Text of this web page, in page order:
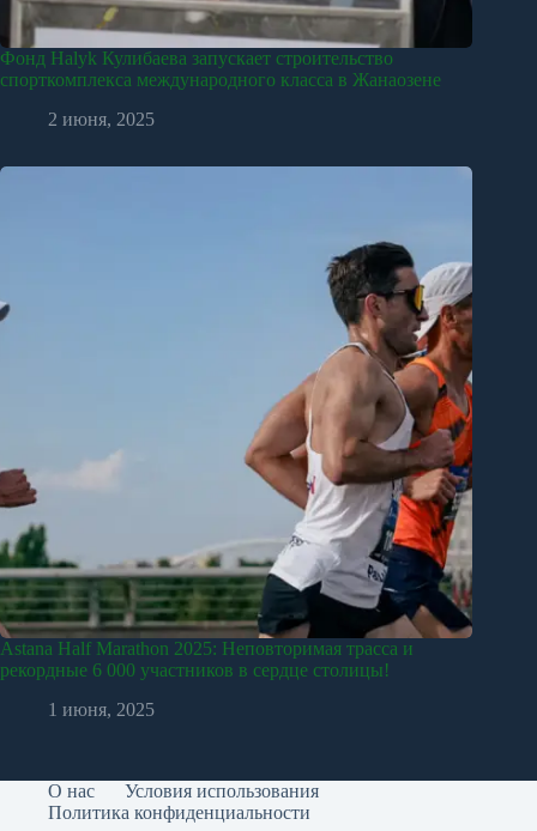
Фонд Halyk Кулибаева запускает строительство
спорткомплекса международного класса в Жанаозене
2 июня, 2025
Astana Half Marathon 2025: Неповторимая трасса и
рекордные 6 000 участников в сердце столицы!
1 июня, 2025
О нас
Условия использования
Политика конфиденциальности